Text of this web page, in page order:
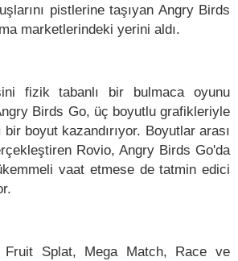
pistlerine taşıyan Angry Birds
marketlerindeki yerini aldı.
fizik tabanlı bir bulmaca oyunu
Birds Go, üç boyutlu grafikleriyle
boyut kazandırıyor. Boyutlar arası
Rovio, Angry Birds Go'da
vaat etmese de tatmin edici
Fruit Splat, Mega Match, Race ve